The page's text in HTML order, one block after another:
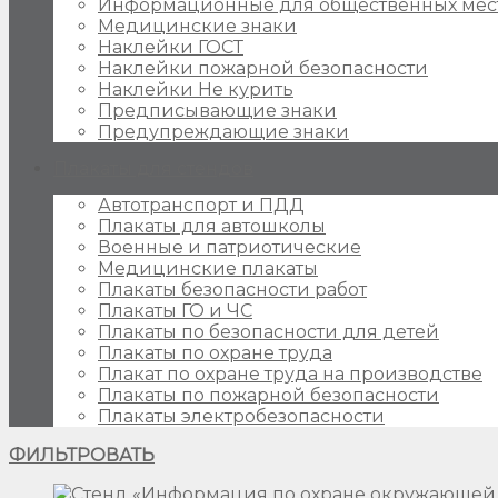
Информационные для общественных
Медицинские знаки
Наклейки ГОСТ
Наклейки пожарной безопасности
Наклейки Не курить
Предписывающие знаки
Предупреждающие знаки
Автотранспорт и ПДД
Плакаты для автошколы
Военные и патриотические
Медицинские плакаты
Плакаты безопасности работ
Плакаты ГО и ЧС
Плакаты по безопасности для детей
Плакаты по охране труда
Плакат по охране труда на производстве
Плакаты по пожарной безопасности
Плакаты электробезопасности
ФИЛЬТРОВАТЬ